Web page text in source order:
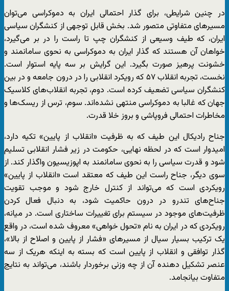
در چنین شرایطی، برای گذار احتمالی ایران به دموکراسی می‌توان
مسیرهای متفاوتی متصور شد. بخش قابل توجهی از کنشگران سیاسی
ایران، که طیف وسیعی از کنشگران چپ تا راست را در بر می‌گیرد،
خواهان آن هستند که گذار ایران به دموکراسی به نحوی سامانمند و
خشونت پرهیز صورت بگیرد. این گرایش بر سه پایه استوار است.
نخست، تجربه انقلاب ۵۷ که رویکرد انقلابی را در درون جامعه و در بین
کنشگران سیاسی تضعیف کرده است. دوم، تجربه انقلاب‌های کلاسیک
جهان که غالبا به دموکراسی منتهی نشده‌اند. سوم، ترس از ریسک‌ها و
مخاطرات احتمالی فروپاشی و بروز خلا قدرت.
جناح رادیکال این طیف که به ظرفیت «انقلاب از پایین» تکیه دارد،
امیدوار است که در لحظه نهایی، حکومت در زیر فشار انقلابی تسلیم
شود و قدرت سیاسی را به نحوی سامانمند به اپوزیسیون واگذار کند. از
سوی دیگر، جناح راست این طیف که معتقد است «انقلاب از پایین»
رویکردی است که می‌تواند از کنترل خارج شود و موجب تقویت
جناح‌های تندرو در درون حاکمیت شود، به دنبال فعال کردن
ظرفیت‌های موجود در سیستم برای تغییرات ساختاری است. در میانه،
رویکردی که در ایران به نام «تحول خواهی» معروف شده است، در واقع
یک ترکیب بسیار سیال از مسیرهای «فشار از پایین و اصلاح از بالا»،
گذار توافقی و انقلاب از پایین است که بسته به اینکه هریک از سه
عنصر تشکیل دهنده آن از چه وزنی برخوردار باشند، می‌تواند به نتایج
متفاوت بیانجامد.